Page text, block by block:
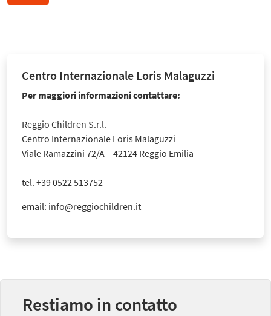
Centro Internazionale Loris Malaguzzi
Per maggiori informazioni contattare:
Reggio Children S.r.l.
Centro Internazionale Loris Malaguzzi
Viale Ramazzini 72/A – 42124 Reggio Emilia
tel. +39 0522 513752
email: info@reggiochildren.it
Restiamo in contatto